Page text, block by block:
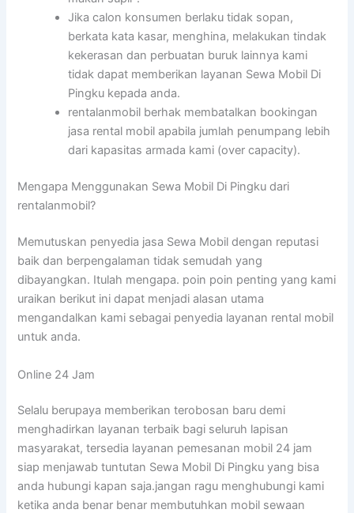
Jika calon konsumen berlaku tidak sopan,
berkata kata kasar, menghina, melakukan tindak
kekerasan dan perbuatan buruk lainnya kami
tidak dapat memberikan layanan Sewa Mobil Di
Pingku kepada anda.
rentalanmobil berhak membatalkan bookingan
jasa rental mobil apabila jumlah penumpang lebih
dari kapasitas armada kami (over capacity).
Mengapa Menggunakan Sewa Mobil Di Pingku dari
rentalanmobil?
Memutuskan penyedia jasa Sewa Mobil dengan reputasi
baik dan berpengalaman tidak semudah yang
dibayangkan. Itulah mengapa. poin poin penting yang kami
uraikan berikut ini dapat menjadi alasan utama
mengandalkan kami sebagai penyedia layanan rental mobil
untuk anda.
Online 24 Jam
Selalu berupaya memberikan terobosan baru demi
menghadirkan layanan terbaik bagi seluruh lapisan
masyarakat, tersedia layanan pemesanan mobil 24 jam
siap menjawab tuntutan Sewa Mobil Di Pingku yang bisa
anda hubungi kapan saja.jangan ragu menghubungi kami
ketika anda benar benar membutuhkan mobil sewaan